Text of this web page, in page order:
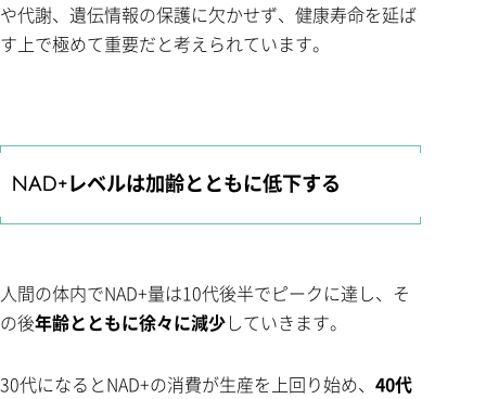
や代謝、遺伝情報の保護に欠かせず、健康寿命を延ば
す上で極めて重要だと考えられています。
NAD+レベルは加齢とともに低下する
人間の体内でNAD+量は10代後半でピークに達し、そ
の後年齢とともに徐々に減少していきます。
30代になるとNAD+の消費が生産を上回り始め、 40代